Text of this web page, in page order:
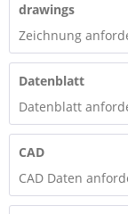
drawings
Zeichnung
Datenblatt
Datenblatt
CAD
CAD Daten